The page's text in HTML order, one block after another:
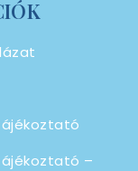
–